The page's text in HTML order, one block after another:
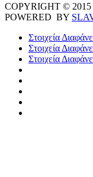
COPYRIGHT ©
POWERED BY
Στοιχεία
Στοιχεία
Στοιχεία